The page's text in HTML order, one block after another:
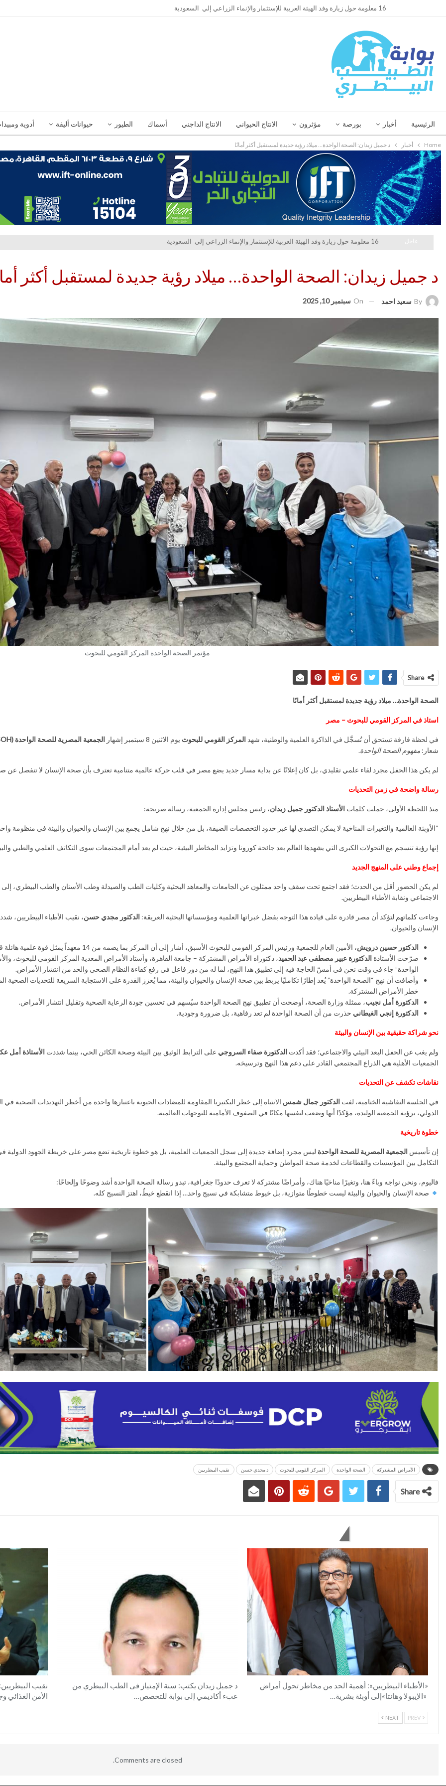
16 معلومة حول زيارة وفد الهيئة العربية للإستثمار والإنماء الزراعي إلي السعودية
الرئيسية أخبار بورصة مؤثرون الانتاج الحيواني الانتاج الداجني أسماك الطيور حيوانات أليفة أدوية
Home أخبار د جميل زيدان: الصحة الواحدة… ميلاد رؤية جديدة لمستقبل أكثر أمانًا
16 معلومة حول زيارة وفد الهيئة العربية للإستثمار والإنماء الزراعي إلي السعودية
د جميل زيدان: الصحة الواحدة… ميلاد رؤية جديدة لمستقبل أكثر
By سعيد احمد On سبتمبر 10, 2025
مؤتمر الصحة الواحدة المركز القومي للبحوث
Share
الصحة الواحدة… ميلاد رؤية جديدة لمستقبل أكثر أمانًا
استاذ في المركز القومي للبحوث – مصر
في لحظة فارقة تستحق أن تُسجَّل في الذاكرة العلمية والوطنية، شهد المركز القومي للبحوث يوم الاثنين 8 سبتمبر إشهار الجمعية المصرية للصحة الواحدة (ESOH)
شعار: مفهوم الصحة الواحدة.
لم يكن هذا الحفل مجرد لقاء علمي تقليدي، بل كان إعلانًا عن بداية مسار جديد يضع مصر في قلب حركة عالمية متنامية تعترف بأن صحة الإنسان لا تنفصل عن
رسالة واضحة في زمن التحديات
منذ اللحظة الأولى، حملت كلمات الأستاذ الدكتور جميل زيدان، رئيس مجلس إدارة الجمعية، رسالة صريحة:
“الأوبئة العالمية والتغيرات المناخية لا يمكن التصدي لها عبر حدود التخصصات الضيقة، بل من خلال نهج شامل يجمع بين الإنسان والحيوان والبيئة في منظومة
إنها رؤية تنسجم مع التحولات الكبرى التي يشهدها العالم بعد جائحة كورونا وتزايد المخاطر البيئية، حيث لم يعد أمام المجتمعات سوى التكاتف العلمي والطبي
إجماع وطني على المنهج الجديد
لم يكن الحضور أقل من الحدث؛ فقد اجتمع تحت سقف واحد ممثلون عن الجامعات والمعاهد البحثية وكليات الطب والصيدلة وطب الأسنان والطب البيطري،
الاجتماعي ونقابة الأطباء البيطريين.
وجاءت كلماتهم لتؤكد أن مصر قادرة على قيادة هذا التوجه بفضل خبراتها العلمية ومؤسساتها البحثية العريقة: الدكتور مجدي حسن، نقيب الأطباء البيطريين،
الإنسان والحيوان.
الدكتور حسين درويش، الأمين العام للجمعية ورئيس المركز القومي للبحوث الأسبق، أشار إلى أن المركز بما يضمه من 14 معهداً يمثل قوة علمية هائلة قادرة على خدمة الصحة والاقتصاد الوطني.
صرّحت الأستاذة الدكتورة عبير مصطفى عبد الحميد، دكتوراه الأمراض المشتركة – جامعة القاهرة، وأستاذ الأمراض المعدية المركز القومي للبحوث،
الواحدة” جاء في وقت نحن في أمسّ الحاجة فيه إلى تطبيق هذا النهج، لما له من دور فاعل في رفع كفاءة النظام الصحي والحد من انتشار الأمراض.
وأضافت أن نهج “الصحة الواحدة” يُعد إطارًا تكامليًا يربط بين صحة الإنسان والحيوان والبيئة، مما يُعزز القدرة على الاستجابة السريعة للتحديات الصحية
خطر الأمراض المشتركة.
الدكتورة أمل نجيب، ممثلة وزارة الصحة، أوضحت أن تطبيق نهج الصحة الواحدة سيُسهم في تحسين جودة الرعاية الصحية وتقليل انتشار الأمراض.
الدكتورة إنجي الغيطاني حذرت من أن الصحة الواحدة لم تعد رفاهية، بل ضرورة وجودية.
نحو شراكة حقيقية بين الإنسان والبيئة
ولم يغب عن الحفل البعد البيئي والاجتماعي؛ فقد أكدت الدكتورة صفاء السروجي على الترابط الوثيق بين البيئة وصحة الكائن الحي، بينما شددت الأستاذة أمل
الجمعيات الأهلية هي الذراع المجتمعي القادر على دعم هذا النهج وترسيخه.
نقاشات تكشف عن التحديات
في الجلسة النقاشية الختامية، لفت الدكتور جمال شمس الانتباه إلى خطر البكتيريا المقاومة للمضادات الحيوية باعتبارها واحدة من أخطر التهديدات الصحية في
الدولي، برؤية الجمعية الوليدة، مؤكدًا أنها وضعت لنفسها مكانًا في الصفوف الأمامية للتوجهات العالمية.
خطوة تاريخية
إن تأسيس الجمعية المصرية للصحة الواحدة ليس مجرد إضافة جديدة إلى سجل الجمعيات العلمية، بل هو خطوة تاريخية تضع مصر على خريطة الجهود الدولية في
التكامل بين المؤسسات والقطاعات لخدمة صحة المواطن وحماية المجتمع والبيئة.
فاليوم، ونحن نواجه وباءً هنا، وتغيرًا مناخيًا هناك، وأمراضًا مشتركة لا تعرف حدودًا جغرافية، تبدو رسالة الصحة الواحدة أشد وضوحًا وإلحاحًا:
صحة الإنسان والحيوان والبيئة ليست خطوطًا متوازية، بل خيوط متشابكة في نسيج واحد… إذا انقطع خيطٌ، اهتز النسيج كله.
الأمراض المشتركة الصحة الواحدة المركز القومي للبحوث د مجدي حسن نقيب البيطريين
Share
«الأطباء البيطريين»: أهمية الحد من مخاطر تحول أمراض
«الإيبولا وهانتا»إلى أوبئة بشرية…
د جميل زيدان يكتب: سنة الإمتياز فى الطب البيطري من
عبء أكاديمي إلى بوابة للتخصص…
نقيب
الأمن الغذائي
NEXT
Comments are closed.